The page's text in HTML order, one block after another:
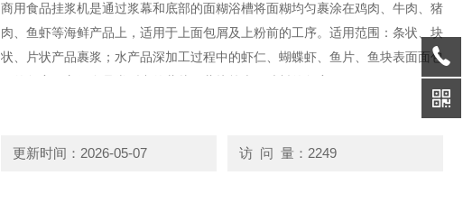
商用食品挂浆机是通过浆幕和底部的面糊浴槽将面糊均匀裹涂在鸡肉、牛肉、猪
肉、鱼虾等海鲜产品上，适用于上面包屑及上粉前的工序。适用范围：条状、块
状、片状产品裹浆；水产品深加工过程中的虾仁、蝴蝶虾、鱼片、鱼块表面面包
更新时间：2026-05-07 访 问 量：2249